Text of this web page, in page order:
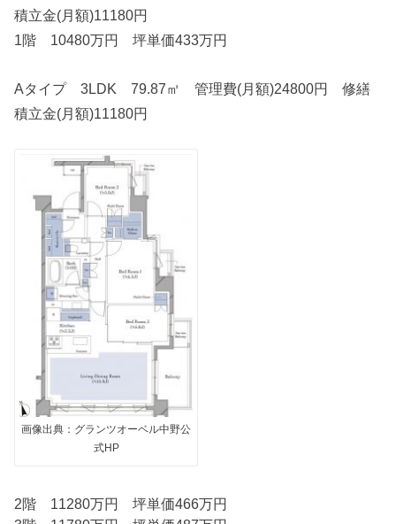
積立金(月額)11180円
1階 10480万円 坪単価433万円
Aタイプ 3LDK 79.87㎡ 管理費(月額)24800円 修繕
積立金(月額)11180円
画像出典：グランツオーベル中野公
式HP
2階 11280万円 坪単価466万円